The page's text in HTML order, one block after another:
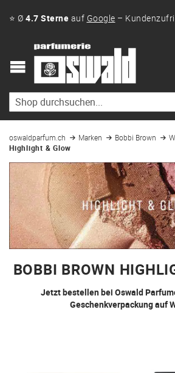
⭐ Ø 4.7 Sterne auf Google –
oswaldparfum.ch Marken Bobbi Brown
Highlight & Glow
BOBBI BROWN
Jetzt bestellen bei Oswald
Geschenkverpackung auf